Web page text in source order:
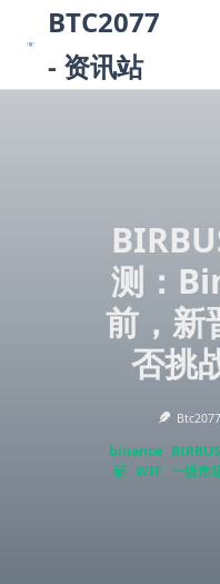
content
BTC2077
- 资讯站
测：
前，新
否挑
Btc2077
binance
研 WIF 一级市